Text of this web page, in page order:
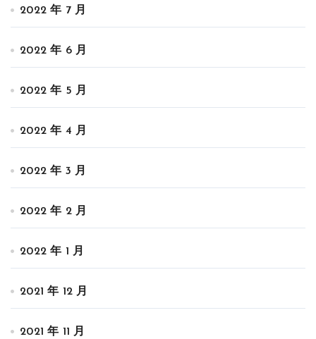
2022 年 7 月
2022 年 6 月
2022 年 5 月
2022 年 4 月
2022 年 3 月
2022 年 2 月
2022 年 1 月
2021 年 12 月
2021 年 11 月